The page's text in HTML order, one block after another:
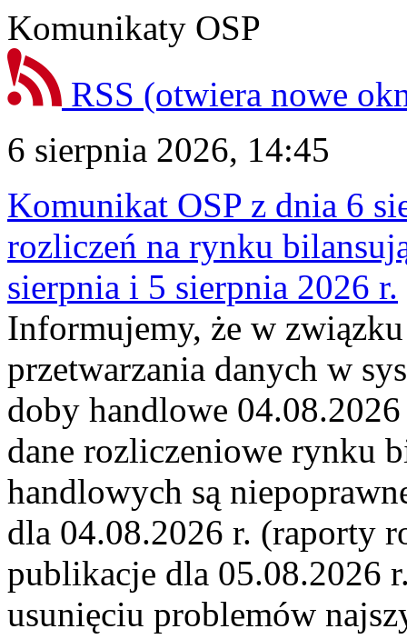
Komunikaty OSP
RSS (otwiera nowe
6 sierpnia 2026, 14:45
Komunikat OSP z dnia 6
rozliczeń na rynku
sierpnia i 5 sierpnia 2026 r.
Informujemy, że w
przetwarzania danych w
doby handlowe
dane rozliczeniowe rynku
handlowych są
dla 04.08.2026 r. (raporty
publikacje dla 05.08.2026
usunięciu problemów